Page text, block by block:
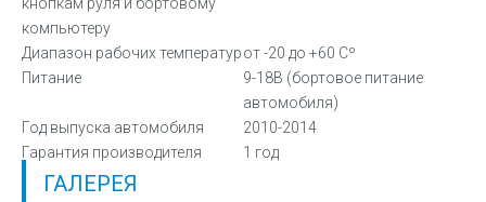
компьютеру
Диапазон рабочих температурот -20 до +60 Сº
Питание
9-18В (бортовое питание
автомобиля)
Год выпуска автомобиля
2010-2014
Гарантия производителя
1 год
ГАЛЕРЕЯ